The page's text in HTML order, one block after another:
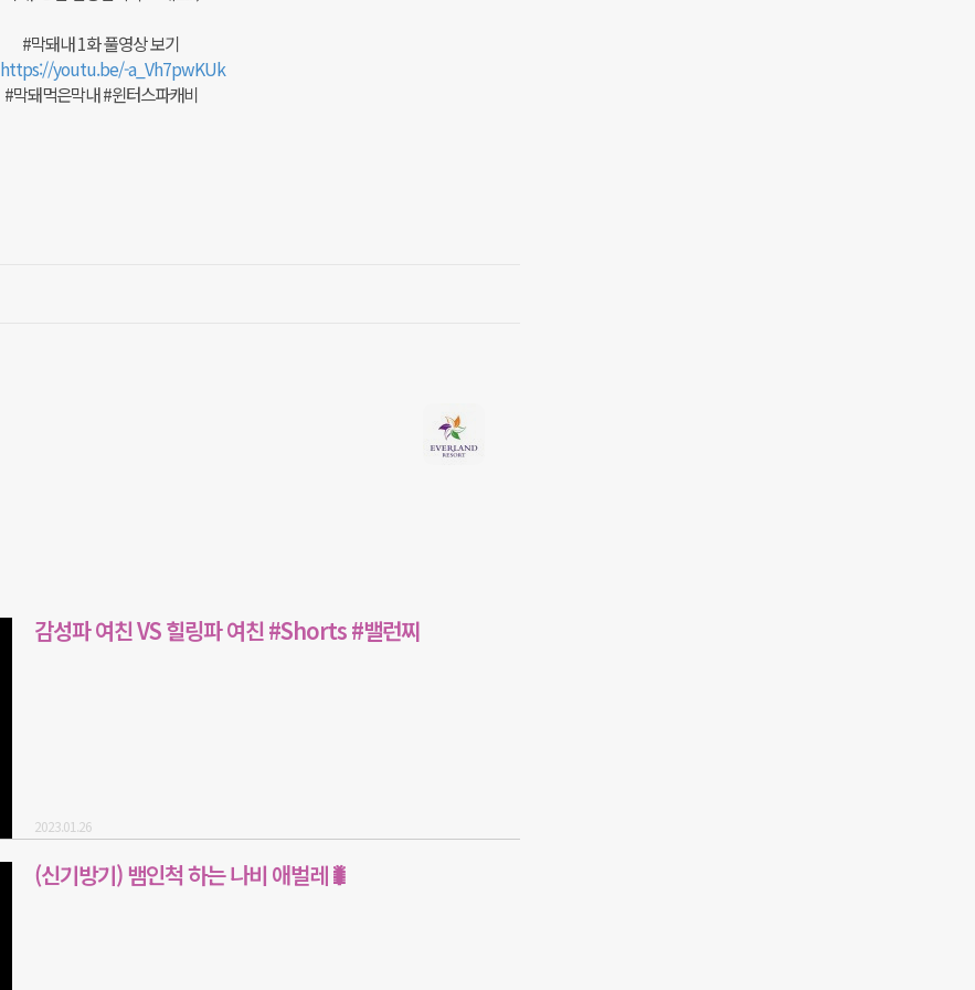
#막돼내 1화 풀영상 보기
https://youtu.be/-a_Vh7pwKUk
#막돼먹은막내 #윈터스파캐비
감성파 여친 VS 힐링파 여친 #Shorts #밸런찌
2023.01.26
(신기방기) 뱀인척 하는 나비 애벌레🐛